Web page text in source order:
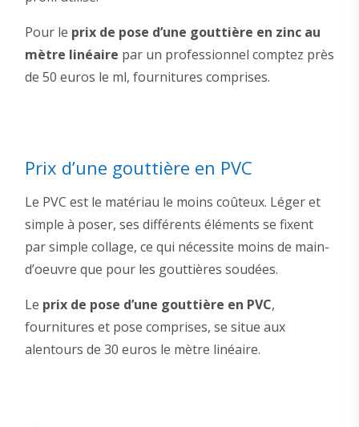
Pour le prix de pose d’une gouttière en zinc au
mètre linéaire par un professionnel comptez près
de 50 euros le ml, fournitures comprises.
Prix d’une gouttière en PVC
Le PVC est le matériau le moins coûteux. Léger et
simple à poser, ses différents éléments se fixent
par simple collage, ce qui nécessite moins de main-
d’oeuvre que pour les gouttières soudées.
Le prix de pose d’une gouttière en PVC,
fournitures et pose comprises, se situe aux
alentours de 30 euros le mètre linéaire.